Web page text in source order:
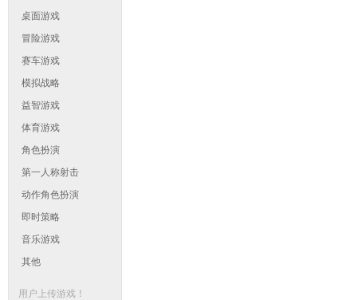
桌面游戏
冒险游戏
赛车游戏
模拟战略
益智游戏
体育游戏
角色扮演
第一人称射击
动作角色扮演
即时策略
音乐游戏
其他
用户上传游戏！